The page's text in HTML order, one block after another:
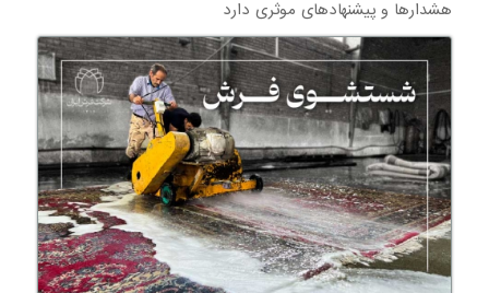
هشدارها و پیشنهاد‌های موثری دارد